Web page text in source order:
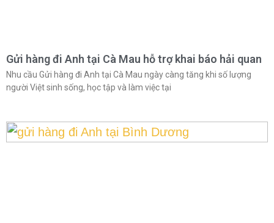
Gửi hàng đi Anh tại Cà Mau hỗ trợ khai báo hải quan
Nhu cầu Gửi hàng đi Anh tại Cà Mau ngày càng tăng khi số lượng
người Việt sinh sống, học tập và làm việc tại